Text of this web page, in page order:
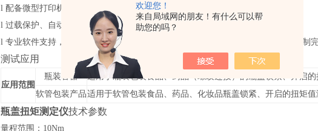
欢迎您！
来自局域网的朋友！有什么可以帮
助您的吗？
l 配备微型打印机，快速输出实验结果
l 过载保护、自动清零、以及故障提示等智能配置，保证用户的操作安全
l 专业软件支持，数据双向传输，除数据、曲线显示统计分析外亦可对设备进行控制
测试应用
应用范围
瓶装容器
适用于瓶装包装食品、药品（螺纹连接）的瓶盖锁紧、开启
软管包装产品适用于软管包装食品、药品、化妆品瓶盖锁紧、开启的扭矩
瓶盖扭矩测定仪技术参数
量程范围： 10Nm